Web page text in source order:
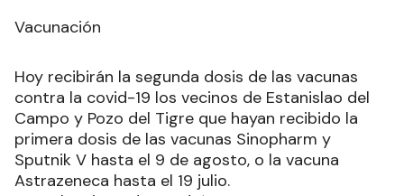
Vacunación
Hoy recibirán la segunda dosis de las vacunas
contra la covid-19 los vecinos de Estanislao del
Campo y Pozo del Tigre que hayan recibido la
primera dosis de las vacunas Sinopharm y
Sputnik V hasta el 9 de agosto, o la vacuna
Astrazeneca hasta el 19 julio.